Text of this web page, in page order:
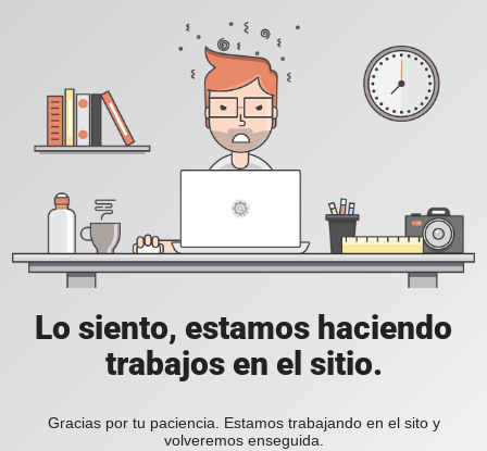
Lo siento, estamos haciendo
trabajos en el sitio.
Gracias por tu paciencia. Estamos trabajando en el sito y
volveremos enseguida.